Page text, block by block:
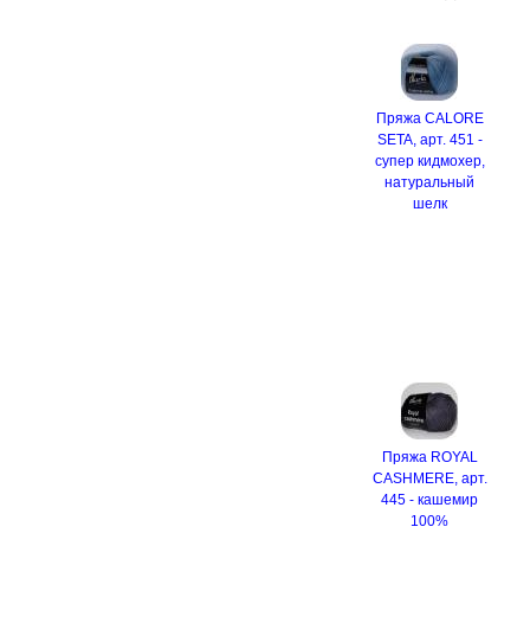
Пряжа CALORE
SETA, арт. 451 -
супер кидмохер,
натуральный
шелк
Пряжа ROYAL
CASHMERE, арт.
445 - кашемир
100%